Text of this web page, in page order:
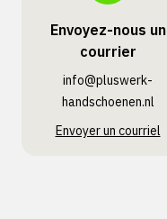
Envoyez-nous un
courrier
info@pluswerk­
handschoenen.nl
Envoyer un courriel